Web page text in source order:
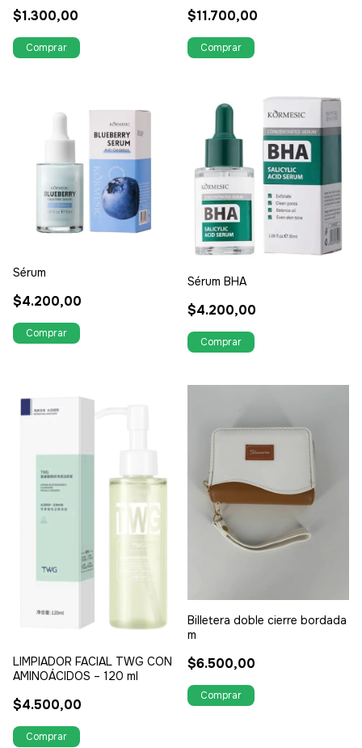
$1.300,00 $11.700,00
Sérum
$4.200,00
Sérum BHA
$4.200,00
LIMPIADOR FACIAL TWG CON
AMINOÁCIDOS – 120 ml
$4.500,00
Billetera doble cierre bordada
m
$6.500,00